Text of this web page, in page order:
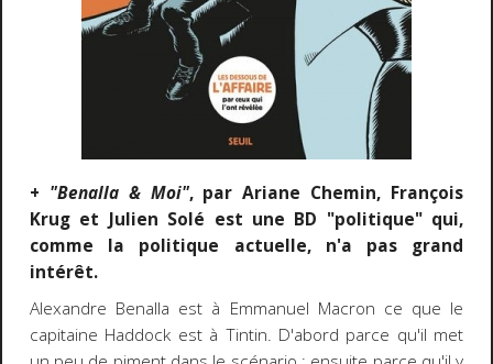
+ "Benalla & Moi", par Ariane Chemin, François
Krug et Julien Solé est une BD "politique" qui,
comme la politique actuelle, n'a pas grand
intérêt.
Alexandre Benalla est à Emmanuel Macron ce que le
capitaine Haddock est à Tintin. D'abord parce qu'il met